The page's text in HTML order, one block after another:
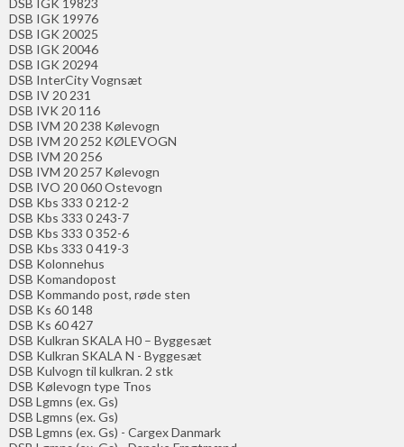
DSB IGK 19823
DSB IGK 19976
DSB IGK 20025
DSB IGK 20046
DSB IGK 20294
DSB InterCity Vognsæt
DSB IV 20 231
DSB IVK 20 116
DSB IVM 20 238 Kølevogn
DSB IVM 20 252 KØLEVOGN
DSB IVM 20 256
DSB IVM 20 257 Kølevogn
DSB IVO 20 060 Ostevogn
DSB Kbs 333 0 212-2
DSB Kbs 333 0 243-7
DSB Kbs 333 0 352-6
DSB Kbs 333 0 419-3
DSB Kolonnehus
DSB Komandopost
DSB Kommando post, røde sten
DSB Ks 60 148
DSB Ks 60 427
DSB Kulkran SKALA H0 – Byggesæt
DSB Kulkran SKALA N - Byggesæt
DSB Kulvogn til kulkran. 2 stk
DSB Kølevogn type Tnos
DSB Lgmns (ex. Gs)
DSB Lgmns (ex. Gs)
DSB Lgmns (ex. Gs) - Cargex Danmark